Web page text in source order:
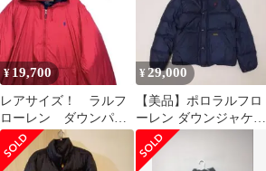
¥ 19,700
レアサイズ！ ラルフ
ローレン ダウンパー
カー 4XL レッド ビ
ッグサイズ
¥29,000
【美品】ポロラルフロ
ーレン ダウンジャケッ
ト 肉厚 フード着脱 ブ
ラック S